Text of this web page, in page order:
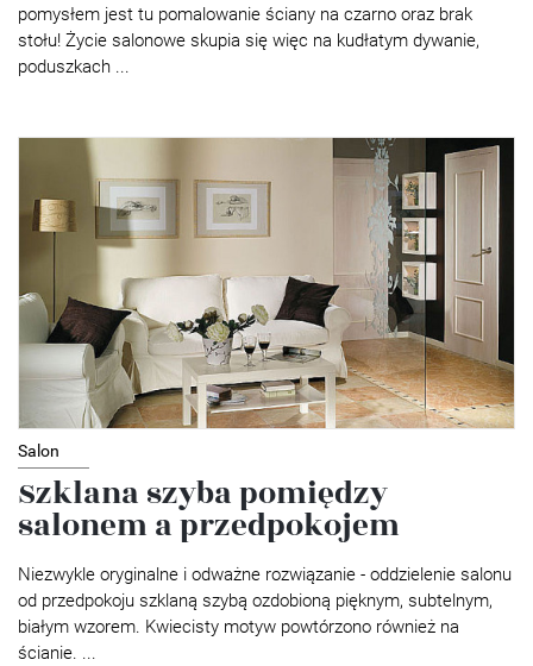
pomysłem jest tu pomalowanie ściany na czarno oraz brak
stołu! Życie salonowe skupia się więc na kudłatym dywanie,
poduszkach ...
Salon
Szklana szyba pomiędzy
salonem a przedpokojem
Niezwykle oryginalne i odważne rozwiązanie - oddzielenie salonu
od przedpokoju szklaną szybą ozdobioną pięknym, subtelnym,
białym wzorem. Kwiecisty motyw powtórzono również na
ścianie. ...